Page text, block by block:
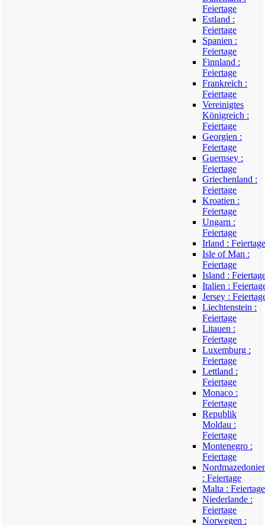
Feiertage
Estland :
Feiertage
Spanien :
Feiertage
Finnland :
Feiertage
Frankreich :
Feiertage
Vereinigtes
Königreich :
Feiertage
Georgien :
Feiertage
Guernsey :
Feiertage
Griechenland :
Feiertage
Kroatien :
Feiertage
Ungarn :
Feiertage
Irland : Feiertage
Isle of Man :
Feiertage
Island :
Italien :
Jersey :
Liechtenstein :
Feiertage
Litauen :
Feiertage
Luxemburg :
Feiertage
Lettland :
Feiertage
Monaco :
Feiertage
Republik
Moldau :
Feiertage
Montenegro :
Feiertage
: Feiertage
Malta : Feiertage
Niederlande :
Feiertage
Norwegen :